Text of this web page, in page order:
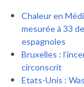
Chaleur en
mesurée à 33
espagnoles
Bruxelles :
circonscrit
Etats-Unis :